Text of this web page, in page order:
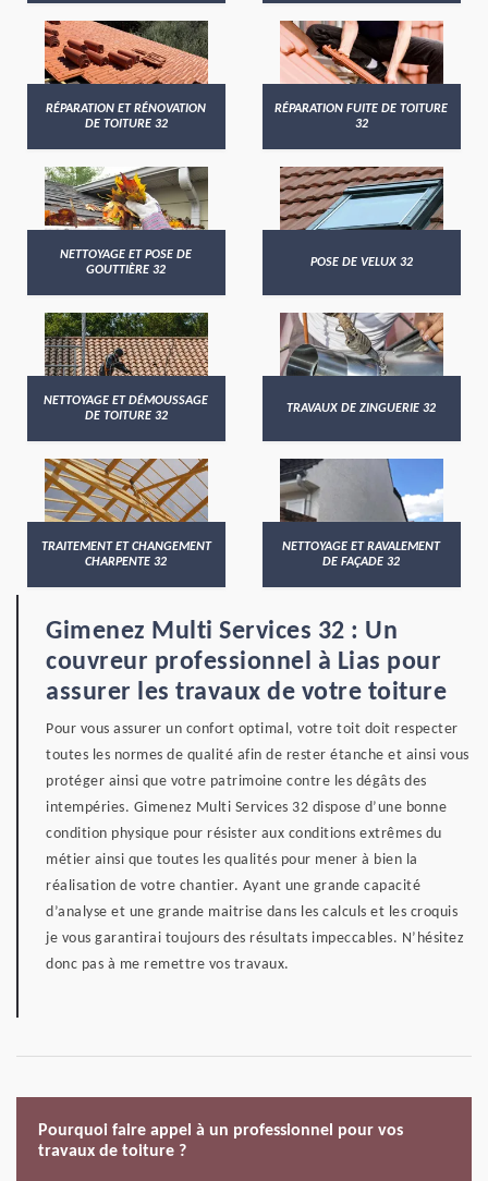
RÉPARATION ET RÉNOVATION
DE TOITURE 32
RÉPARATION FUITE DE TOITURE
32
NETTOYAGE ET POSE DE
GOUTTIÈRE 32
POSE DE VELUX 32
NETTOYAGE ET DÉMOUSSAGE
DE TOITURE 32
TRAVAUX DE ZINGUERIE 32
TRAITEMENT ET CHANGEMENT
CHARPENTE 32
NETTOYAGE ET RAVALEMENT
DE FAÇADE 32
Gimenez Multi Services 32 : Un
couvreur professionnel à Lias pour
assurer les travaux de votre toiture
Pour vous assurer un confort optimal, votre toit doit respecter
toutes les normes de qualité afin de rester étanche et ainsi vous
protéger ainsi que votre patrimoine contre les dégâts des
intempéries. Gimenez Multi Services 32 dispose d’une bonne
condition physique pour résister aux conditions extrêmes du
métier ainsi que toutes les qualités pour mener à bien la
réalisation de votre chantier. Ayant une grande capacité
d’analyse et une grande maitrise dans les calculs et les croquis
je vous garantirai toujours des résultats impeccables. N’hésitez
donc pas à me remettre vos travaux.
Pourquoi faire appel à un professionnel pour vos
travaux de toiture ?